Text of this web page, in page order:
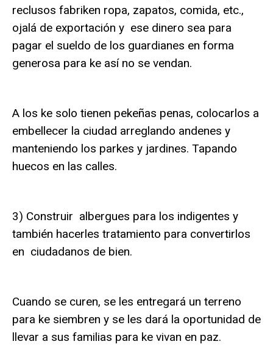
reclusos fabriken ropa, zapatos, comida, etc.,
ojalá de exportación y ese dinero sea para
pagar el sueldo de los guardianes en forma
generosa para ke así no se vendan.
A los ke solo tienen pekeñas penas, colocarlos a
embellecer la ciudad arreglando andenes y
manteniendo los parkes y jardines. Tapando
huecos en las calles.
3) Construir albergues para los indigentes y
también hacerles tratamiento para convertirlos
en ciudadanos de bien.
Cuando se curen, se les entregará un terreno
para ke siembren y se les dará la oportunidad de
llevar a sus familias para ke vivan en paz.